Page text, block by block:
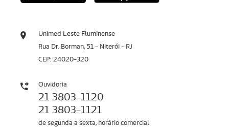
Unimed Leste Fluminense
Rua Dr. Borman, 51 - Niterói - RJ
CEP: 24020-320
Ouvidoria
21 3803-1120
21 3803-1121
de segunda a sexta, horário comercial